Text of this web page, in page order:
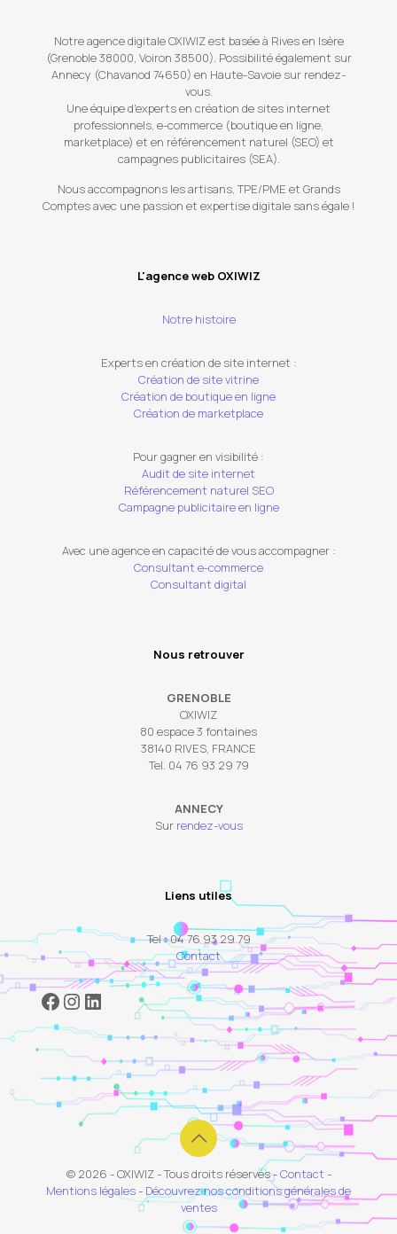
Notre agence digitale OXIWIZ est basée à Rives en Isère
(Grenoble 38000, Voiron 38500). Possibilité également sur
Annecy (Chavanod 74650) en Haute-Savoie sur rendez-
vous.
Une équipe d'experts en création de sites internet
professionnels, e-commerce (boutique en ligne,
marketplace) et en référencement naturel (SEO) et
campagnes publicitaires (SEA).
Nous accompagnons les artisans, TPE/PME et Grands
Comptes avec une passion et expertise digitale sans égale !
L'agence web OXIWIZ
Notre histoire
Experts en création de site internet :
Création de site vitrine
Création de boutique en ligne
Création de marketplace
Pour gagner en visibilité :
Audit de site internet
Référencement naturel SEO
Campagne publicitaire en ligne
Avec une agence en capacité de vous accompagner :
Consultant e-commerce
Consultant digital
Nous retrouver
GRENOBLE
OXIWIZ
80 espace 3 fontaines
38140 RIVES, FRANCE
Tel. 04 76 93 29 79
ANNECY
Sur rendez-vous
Liens utiles
Tel : 04 76 93 29 79
Contact
Facebook
Instagram
LinkedIn
© 2026 - OXIWIZ - Tous droits réservés -Contact -
Mentions légales- Découvrez nos conditions générales de
ventes